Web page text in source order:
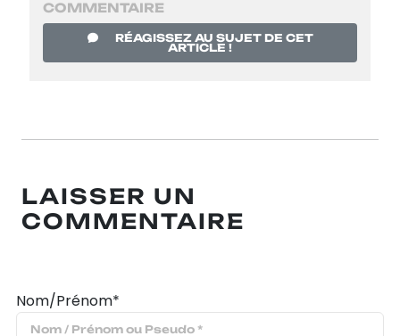
COMMENTAIRE
RÉAGISSEZ AU SUJET DE CET
ARTICLE !
LAISSER UN
COMMENTAIRE
Nom/Prénom*